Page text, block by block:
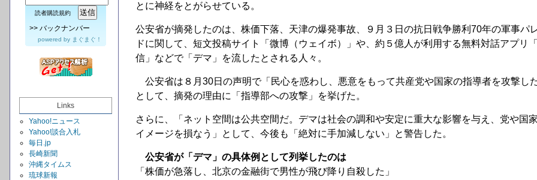
読者購読規約
>> バックナンバー
powered by まぐまぐ！
Links
Yahoo!ニュース
Yahoo!談合入札
毎日.jp
長崎新聞
沖縄タイムス
琉球新報
とに神経をとがらせている。
公安省が摘発したのは、株価下落、天津の爆発事故、９月３日の抗日戦争勝利70年の軍事パ
ドに関して、短文投稿サイト「微博（ウェイボ）」や、約５億人が利用する無料対話アプリ
信」などで「デマ」を流したとされる人々。
公安省は８月30日の声明で「民心を惑わし、悪意をもって共産党や国家の指導者を攻撃した
として、摘発の理由に「指導部への攻撃」を挙げた。
さらに、「ネット空間は公共空間だ。デマは社会の調和や安定に重大な影響を与え、党や国
イメージを損なう」として、今後も「絶対に手加減しない」と警告した。
公安省が「デマ」の具体例として列挙したのは
「株価が急落し、北京の金融街で男性が飛び降り自殺した」